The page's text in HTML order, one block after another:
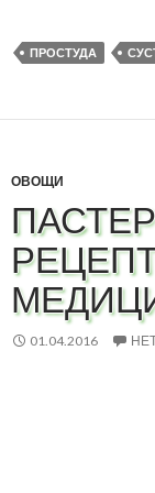
ПРОСТУДА
ОВОЩИ
01.04.2016